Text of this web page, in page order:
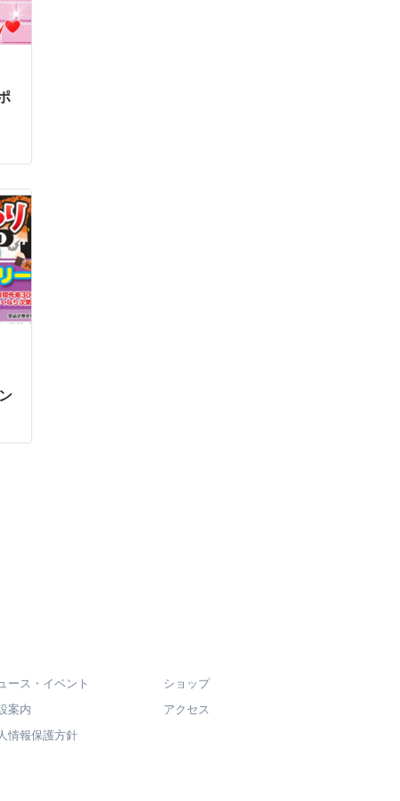
ース・イベント
ショップ
案内
アクセス
情報保護方針